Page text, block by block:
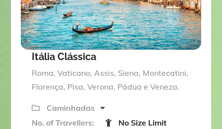
Itália Clássica
Roma, Vaticano, Assis, Siena, Montecatini,
Florença, Pisa, Verona, Pádua e Veneza.
Caminhadas
No. of Travellers:
No Size Limit